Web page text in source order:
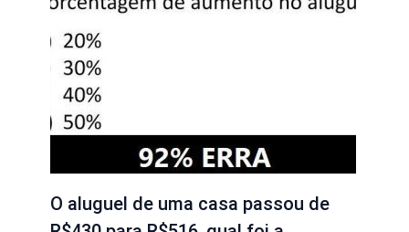
O aluguel de uma casa passou de